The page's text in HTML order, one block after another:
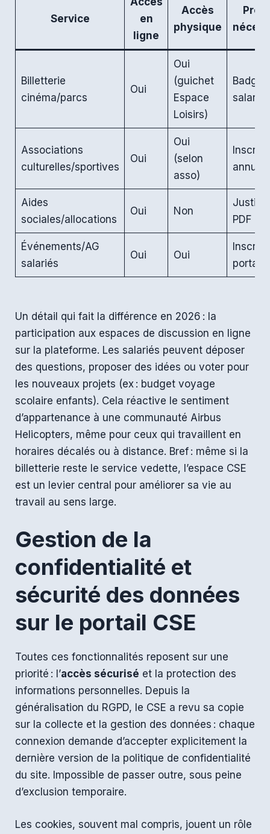
Service
en
ligne
Accès
physique
Billetterie
cinéma/parcs
Oui
Oui
(guichet
Espace
Loisirs)
Badge
salarié
Associations
culturelles/sportives
Oui
Oui
(selon
asso)
Aides
sociales/allocations
Oui Non
PDF
Événements/AG
salariés
Oui Oui
portail
Un détail qui fait la différence en 2026 : la
participation aux espaces de discussion en ligne
sur la plateforme. Les salariés peuvent déposer
des questions, proposer des idées ou voter pour
les nouveaux projets (ex : budget voyage
scolaire enfants). Cela réactive le sentiment
d’appartenance à une communauté Airbus
Helicopters, même pour ceux qui travaillent en
horaires décalés ou à distance. Bref : même si la
billetterie reste le service vedette, l’espace CSE
est un levier central pour améliorer sa vie au
travail au sens large.
Gestion de la
confidentialité et
sécurité des données
sur le portail CSE
Toutes ces fonctionnalités reposent sur une
priorité : l’accès sécurisé et la protection des
informations personnelles. Depuis la
généralisation du RGPD, le CSE a revu sa copie
sur la collecte et la gestion des données : chaque
connexion demande d’accepter explicitement la
dernière version de la politique de confidentialité
du site. Impossible de passer outre, sous peine
d’exclusion temporaire.
Les cookies, souvent mal compris, jouent un rôle